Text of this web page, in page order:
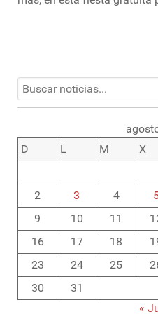
D
L M X
2
3 4
9
10 11
16
17 18
23
24 25
30
31
«